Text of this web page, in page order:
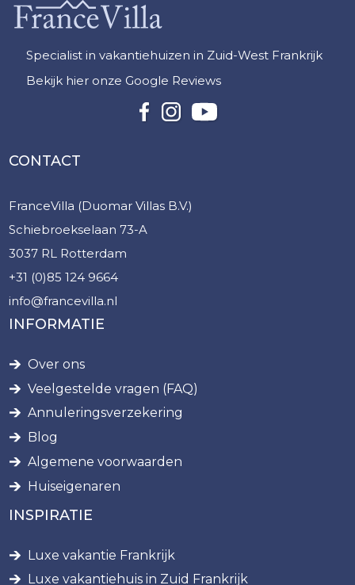
Specialist in vakantiehuizen in Zuid-West Frankrijk
Bekijk hier onze Google Reviews
CONTACT
FranceVilla (Duomar Villas B.V.)
Schiebroekselaan 73-A
3037 RL Rotterdam
+31 (0)85 124 9664
info@francevilla.nl
INFORMATIE
Over ons
Veelgestelde vragen (FAQ)
Annuleringsverzekering
Blog
Algemene voorwaarden
Huiseigenaren
INSPIRATIE
Luxe vakantie Frankrijk
Luxe vakantiehuis in Zuid Frankrijk